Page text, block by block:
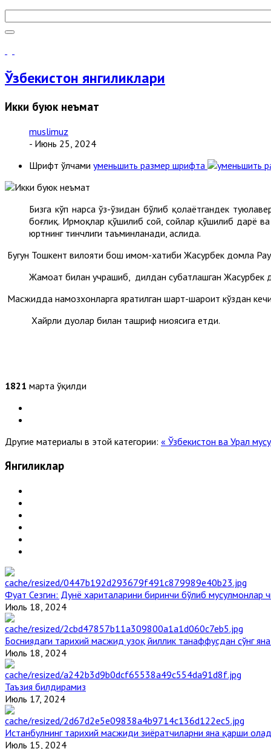
Ўзбекистон янгиликлари
Икки буюк неъмат
muslimuz
- Июнь 25, 2024
Шрифт ўлчами уменьшить размер шрифта
Бизга кўп нарса ўз-ўзидан бўлиб қолаётгандек
боғлиқ. Ирмоқлар қўшилиб сой, сойлар қўшилиб дарё ва
юртнинг тинчлиги таъминланади, аслида.
Бугун Тошкент вилояти бош имом-хатиби Жасурбек домла
Жамоат билан учрашиб, дилдан суҳбатлашган Жасурбек
Масжидда намозхонларга яратилган шарт-шароит кўздан
Хайрли дуолар билан ташриф ниҳоясига етди.
1821 марта ўқилди
Другие материалы в этой категории: « Ўзбекистон ва Урал
Янгиликлар
Фуат Сезгин: Дунё хариталарини биринчи бўлиб мусулмонлар
Июль 18, 2024
Босниядаги тарихий масжид узоқ йиллик танаффусдан сўнг
Июль 18, 2024
Таъзия билдирамиз
Июль 17, 2024
Истанбулнинг тарихий масжиди зиёратчиларни яна қарши
Июль 15, 2024